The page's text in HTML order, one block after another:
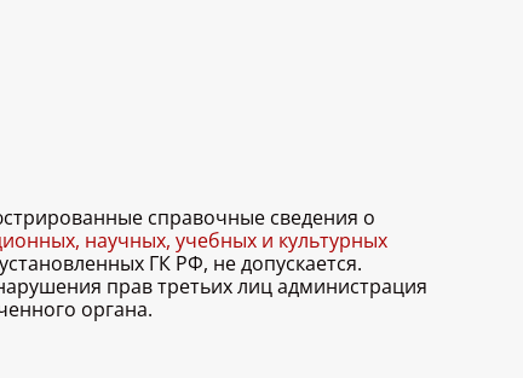
справочные сведения о
научных, учебных и культурных
ГК РФ, не допускается.
прав третьих лиц администрация
органа.